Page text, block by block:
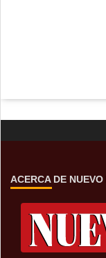
ACERCA DE NUEVO